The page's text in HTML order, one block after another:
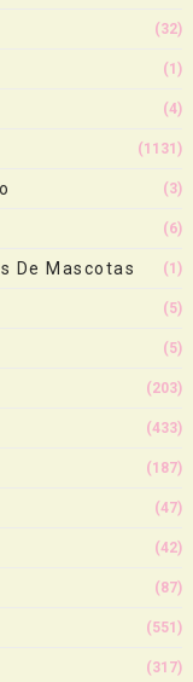
(32)
(1)
(4)
(1131)
(3)
(6)
De Mascotas (1)
(5)
(5)
(203)
(433)
(187)
(47)
(42)
(87)
(551)
(317)